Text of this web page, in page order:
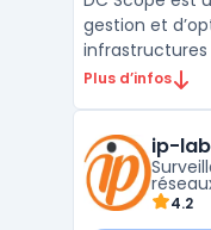
gestion et
infrastructures
environnement
fonctionnalités
Plus d’infos
ip-
4.2